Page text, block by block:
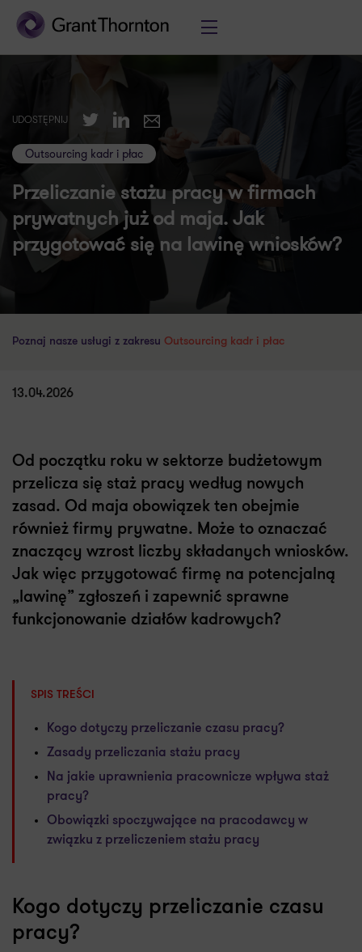
UDOSTĘPNIJ TwitterLinkedIn
E-mail
Outsourcing kadr i płac
Przeliczanie stażu pracy w firmach
prywatnych już od maja. Jak
przygotować się na lawinę wniosków?
Poznaj nasze usługi z zakresu Outsourcing kadr i płac
13.04.2026
Od początku roku w sektorze budżetowym
przelicza się staż pracy według nowych
zasad. Od maja obowiązek ten obejmie
również firmy prywatne. Może to oznaczać
znaczący wzrost liczby składanych wniosków.
Jak więc przygotować firmę na potencjalną
„lawinę” zgłoszeń i zapewnić sprawne
funkcjonowanie działów kadrowych?
SPIS TREŚCI
Kogo dotyczy przeliczanie czasu pracy?
Zasady przeliczania stażu pracy
Na jakie uprawnienia pracownicze wpływa staż
pracy?
Obowiązki spoczywające na pracodawcy w
związku z przeliczeniem stażu pracy
Kogo dotyczy przeliczanie czasu
pracy?